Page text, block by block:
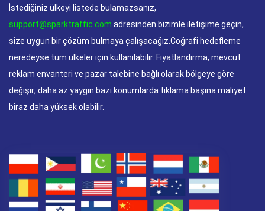
İstediğiniz ülkeyi listede bulamazsanız,
support@sparktraffic.com adresinden bizimle iletişime geçin,
size uygun bir çözüm bulmaya çalışacağız.Coğrafi hedefleme
neredeyse tüm ülkeler için kullanılabilir. Fiyatlandırma, mevcut
reklam envanteri ve pazar talebine bağlı olarak bölgeye göre
değişir; daha az yaygın bazı konumlarda tıklama başına maliyet
biraz daha yüksek olabilir.